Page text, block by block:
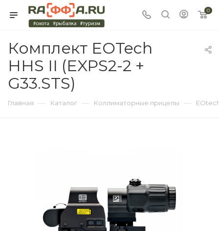
0
Комплект EOTech
HHS II (EXPS2-2 +
G33.STS)
Главная — Каталог — Коллиматорные прицелы —